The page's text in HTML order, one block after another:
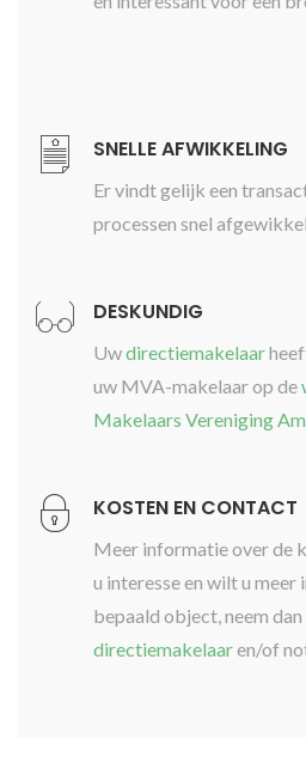
SNELLE AFWIKKELING
Er vindt gelijk een
processen snel
DESKUNDIG
Uwdirectiemakelaar
uw MVA-makelaar op de
Makelaars Vereniging
KOSTEN EN CONTACT
Meer informatie over de
u interesse en wilt u meer
bepaald object, neem
directiemakelaaren/of